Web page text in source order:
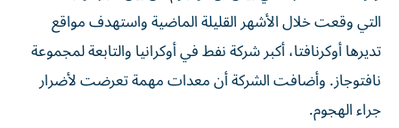
التي وقعت ‌خلال الأشهر القليلة الماضية واستهدف مواقع
تديرها ‌أوكرنافتا، أكبر شركة ‌نفط في ⁠أوكرانيا والتابعة ‌لمجموعة
نافتوجاز. وأضافت الشركة أن معدات مهمة تعرضت ⁠لأضرار ​
جراء الهجوم.